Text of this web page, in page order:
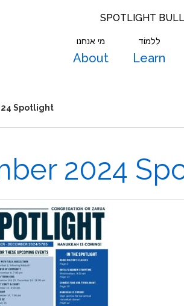
SPOTLIGHT
מי אנחנו
About
לִלמוֹד
Learn
Spotlight
2024